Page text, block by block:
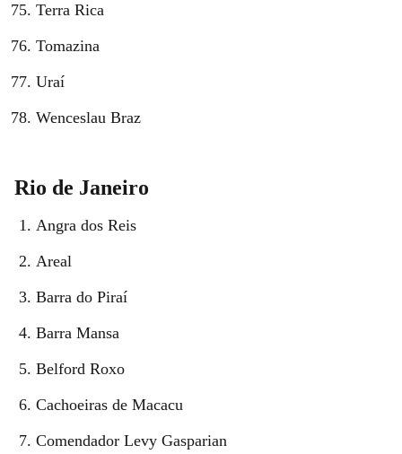
Terra Rica
Tomazina
Uraí
Wenceslau Braz
Rio de Janeiro
Angra dos Reis
Areal
Barra do Piraí
Barra Mansa
Belford Roxo
Cachoeiras de Macacu
Comendador Levy Gasparian